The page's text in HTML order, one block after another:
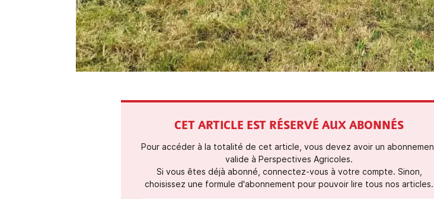
CET ARTICLE EST RÉSERVÉ AUX ABONNÉS
Pour accéder à la totalité de cet article, vous devez avoir un
valide à Perspectives Agricoles.
Si vous êtes déjà abonné, connectez-vous à votre compte. Sinon,
choisissez une formule d'abonnement pour pouvoir lire tous nos articles.